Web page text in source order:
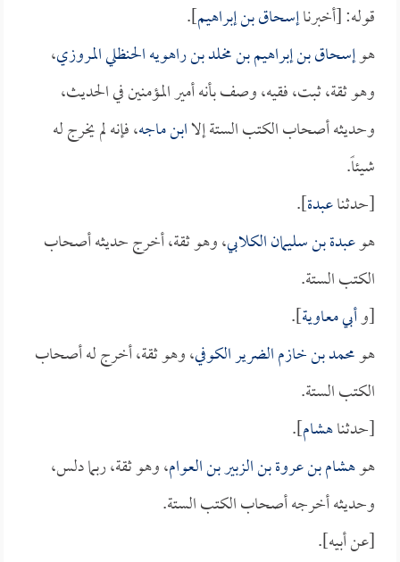
قوله: [أخبرناإسحاق بن إبراهيم].
هوإسحاق بن إبراهيم بن مخلد بن راهويه الحنظلي المروزي،
وهو ثقة، ثبت، فقيه، وصف بأنه أمير المؤمنين في الحديث،
وحديثه أصحاب الكتب الستة إلاابن ماجه، فإنه لم يخرج له
شيئاً.
[حدثناعبدة].
هوعبدة بن سليمان الكلابي، وهو ثقة، أخرج حديثه أصحاب
الكتب الستة.
[وأبي معاوية].
هومحمد بن خازم الضرير الكوفي، وهو ثقة، أخرج له أصحاب
الكتب الستة.
[حدثناهشام].
هوهشام بن عروة بن الزبير بن العوام، وهو ثقة، ربما دلس،
وحديثه أخرجه أصحاب الكتب الستة.
[عن أبيه].